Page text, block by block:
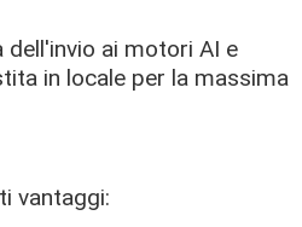
ai motori AI e
in locale per la massima
vantaggi: